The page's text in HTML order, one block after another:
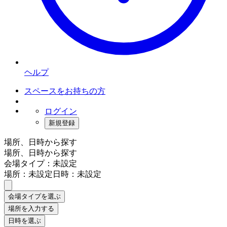
ヘルプ
スペースをお持ちの方
ログイン
新規登録
場所、日時から探す
場所、日時から探す
会場タイプ：未設定
場所：未設定日時：未設定
会場タイプを選ぶ
場所を入力する
日時を選ぶ